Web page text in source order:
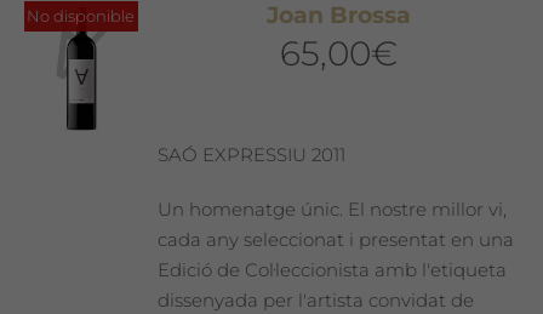
No disponible Joan Brossa
65,00€
SAÓ EXPRESSIU 2011
Un homenatge únic. El nostre millor vi,
cada any seleccionat i presentat en una
Edició de Col·leccionista amb l'etiqueta
dissenyada per l'artista convidat de